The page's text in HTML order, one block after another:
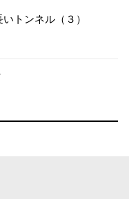
トンネル（３）